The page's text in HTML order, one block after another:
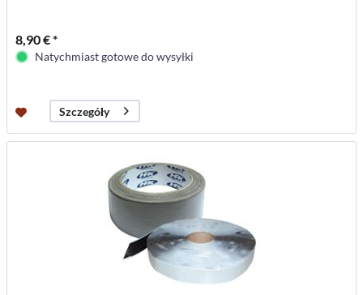
8,90 € *
Natychmiast gotowe do wysyłki
Szczegóły